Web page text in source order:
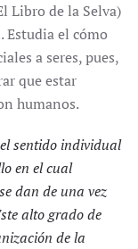
Libro de la Selva)
Estudia el cómo
a seres, pues,
que estar
humanos.
sentido individual
en el cual
dan de una vez
alto grado de
de la